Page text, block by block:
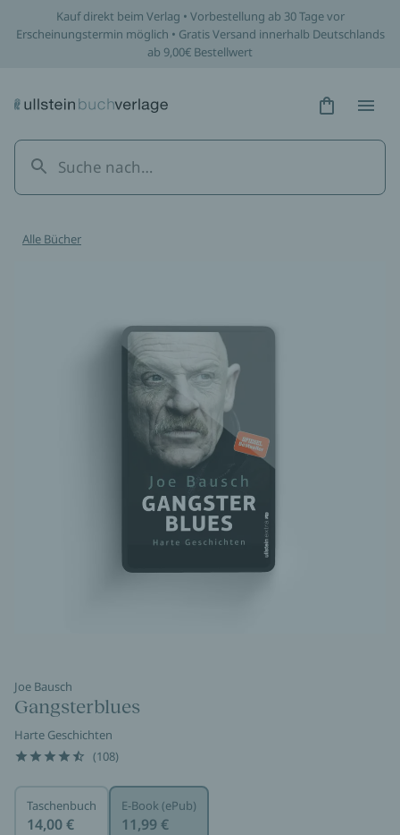
Kauf direkt beim Verlag • Vorbestellung ab 30 Tage vor
Erscheinungstermin möglich • Gratis Versand innerhalb Deutschlands
ab 9,00€ Bestellwert
Hidden
Alle Bücher
Joe Bausch
Gangsterblues
Harte Geschichten
(108)
Taschenbuch
14,00 €
E-Book (ePub)
11,99 €